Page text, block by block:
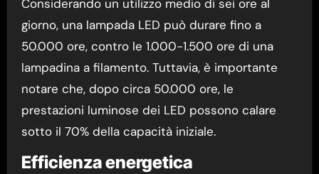
Considerando un utilizzo medio di sei ore al
giorno, una lampada LED può durare fino a
50.000 ore, contro le 1.000-1.500 ore di una
lampadina a filamento. Tuttavia, è importante
notare che, dopo circa 50.000 ore, le
prestazioni luminose dei LED possono calare
sotto il 70% della capacità iniziale.
Efficienza energetica